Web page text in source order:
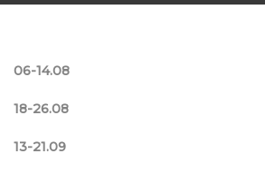
06-14.08
18-26.08
13-21.09